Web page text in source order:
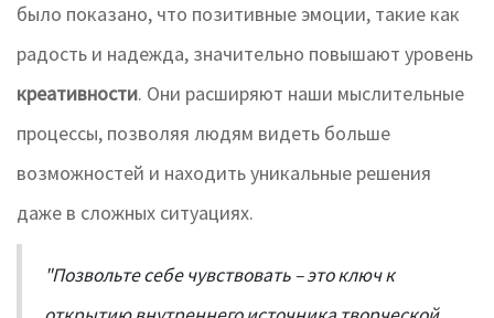
было показано, что позитивные эмоции, такие как
радость и надежда, значительно повышают уровень
креативности. Они расширяют наши мыслительные
процессы, позволяя людям видеть больше
возможностей и находить уникальные решения
даже в сложных ситуациях.
"Позвольте себе чувствовать – это ключ к